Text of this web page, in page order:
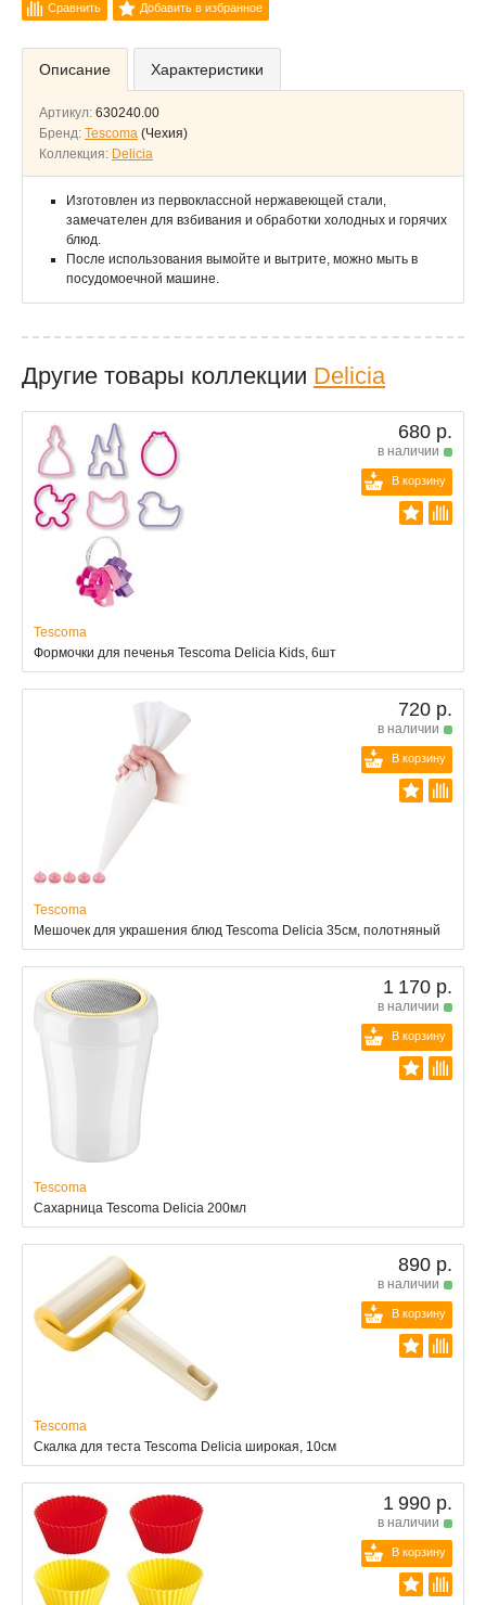
Сравнить Добавить в избранное
Описание Характеристики
Артикул: 630240.00
Бренд: Tescoma (Чехия)
Коллекция: Delicia
Изготовлен из первоклассной нержавеющей стали,
замечателен для взбивания и обработки холодных и горячих
блюд.
После использования вымойте и вытрите, можно мыть в
посудомоечной машине.
Другие товары коллекции Delicia
680 р.
в наличии
В корзину
Tescoma
Формочки для печенья Tescoma Delicia Kids, 6шт
720 р.
в наличии
В корзину
Tescoma
Мешочек для украшения блюд Tescoma Delicia 35cм, полотняный
1 170 р.
в наличии
В корзину
Tescoma
Сахарница Tescoma Delicia 200мл
890 р.
в наличии
В корзину
Tescoma
Скалка для теста Tescoma Delicia широкая, 10см
1 990 р.
в наличии
В корзину